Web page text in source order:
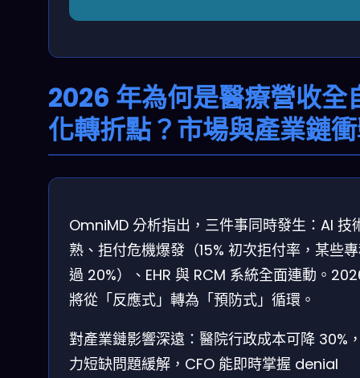
2026 年為何是醫療營收全
化轉折點？市場與產業鏈
OmniMD 分析指出，三件事同時發生：AI 技
熟、拒付危機爆發（15% 初次拒付率，某些
過 20%）、EHR 與 RCM 系統全面連動。
將從「反應式」轉為「預防式」循環。
對產業鏈影響深遠：醫院行政成本可降 30%
力短缺問題緩解，CFO 能即時掌握 denial